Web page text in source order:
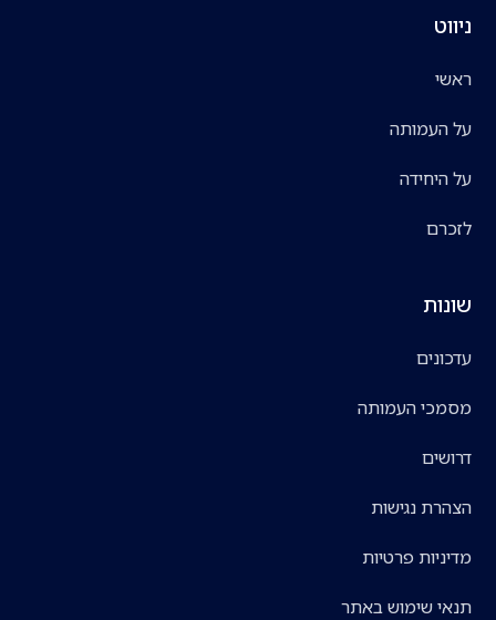
ניווט
ראשי
על העמותה
על היחידה
לזכרם
שונות
עדכונים
מסמכי העמותה
דרושים
הצהרת נגישות
מדיניות פרטיות
תנאי שימוש באתר